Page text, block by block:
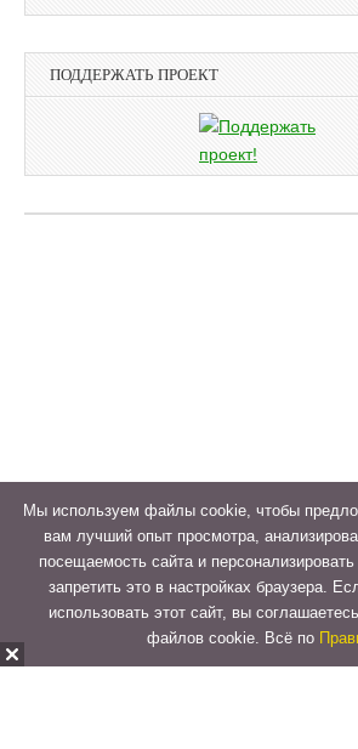
ПОДДЕРЖАТЬ ПРОЕКТ
Мы используем файлы cookie, чтобы
вам лучший опыт просмотра,
посещаемость сайта и
запретить это в настройках браузера.
использовать этот сайт, вы
файлов cookie. Всё по